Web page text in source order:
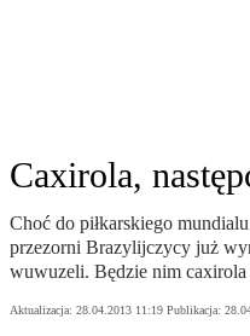
Caxirola,
Choć do piłkarskiego
przezorni Brazylijczycy już
wuwuzeli. Będzie nim caxirola
Aktualizacja: 28.04.2013 11:19 Publikacja: